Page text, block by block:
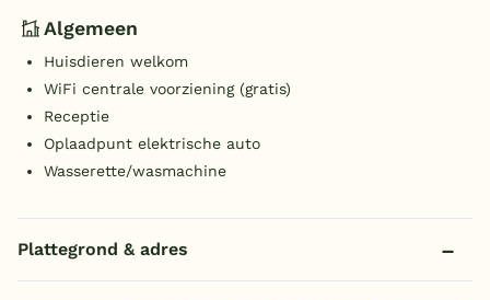
Algemeen
Huisdieren welkom
WiFi centrale voorziening (gratis)
Receptie
Oplaadpunt elektrische auto
Wasserette/wasmachine
Plattegrond & adres